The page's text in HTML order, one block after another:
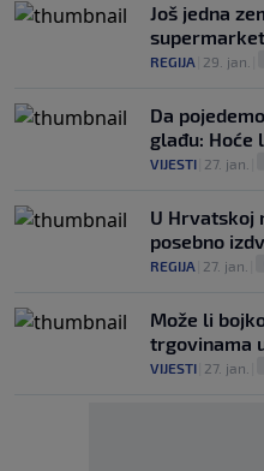
Još jedna
REGIJA 29. jan.
Da
glađu: Hoće
VIJESTI 27. jan.
U Hrvatskoj
posebno
REGIJA 27. jan.
Može li
trgovinama
VIJESTI 27. jan.